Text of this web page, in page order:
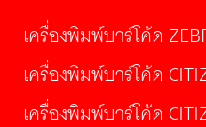
เครื่องพิมพ์บาร์โค้ด
เครื่องพิมพ์บาร์โค้ด
เครื่องพิมพ์บาร์โค้ด